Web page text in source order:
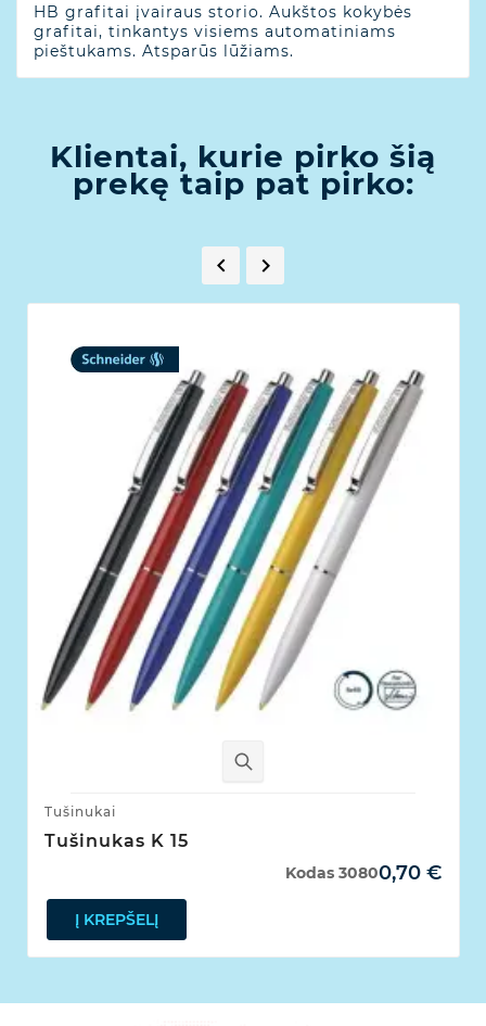
HB grafitai įvairaus storio. Aukštos kokybės
grafitai, tinkantys visiems automatiniams
pieštukams. Atsparūs lūžiams.
Klientai, kurie pirko šią
prekę taip pat pirko:
 
Tušinukai
Tušinukas K 15
0,70 €
Kodas 3080
Į KREPŠELĮ